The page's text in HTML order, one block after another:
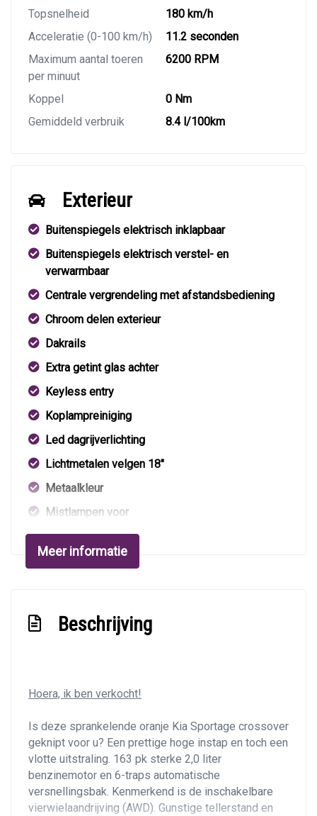
Topsnelheid
180 km/h
Acceleratie (0-100 km/h)
11.2 seconden
Maximum aantal toeren
per minuut
6200 RPM
Koppel
0 Nm
Gemiddeld verbruik
8.4 l/100km
Exterieur
Buitenspiegels elektrisch inklapbaar
Buitenspiegels elektrisch verstel- en
verwarmbaar
Centrale vergrendeling met afstandsbediening
Chroom delen exterieur
Dakrails
Extra getint glas achter
Keyless entry
Koplampreiniging
Led dagrijverlichting
Lichtmetalen velgen 18"
Metaalkleur
Mistlampen voor
Panoramadak
Parkeer assistent
Interieur
Armsteun achter
Armsteun voor
Bestuurdersstoel in hoogte verstelbaar
Binnenspiegel automatisch dimmend
Electronic climate control
Meer informatie
Beschrijving
Hoera, ik ben verkocht!
Is deze sprankelende oranje Kia Sportage crossover
geknipt voor u? Een prettige hoge instap en toch een
vlotte uitstraling. 163 pk sterke 2,0 liter
benzinemotor en 6-traps automatische
versnellingsbak. Kenmerkend is de inschakelbare
vierwielaandrijving (AWD). Gunstige tellerstand en